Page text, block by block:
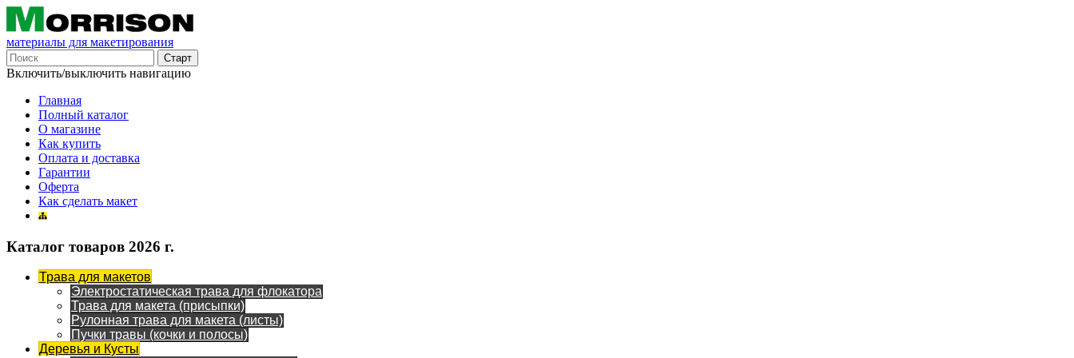
материалы для макетирования
Включить/выключить навигацию
Главная
Полный каталог
О магазине
Как купить
Оплата и доставка
Гарантии
Оферта
Как сделать макет
Каталог товаров 2026 г.
Трава для макетов
Электростатическая трава для флокатора
Трава для макета (присыпки)
Рулонная трава для макета (листы)
Пучки травы (кочки и полосы)
Деревья и Кусты